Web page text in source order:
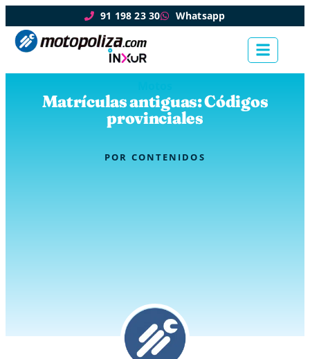
91 198 23 30 Whatsapp
Matrículas antiguas: Códigos
provinciales
POR CONTENIDOS